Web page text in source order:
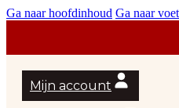
Ga naar hoofdinhoud Ga naar
Mijn account